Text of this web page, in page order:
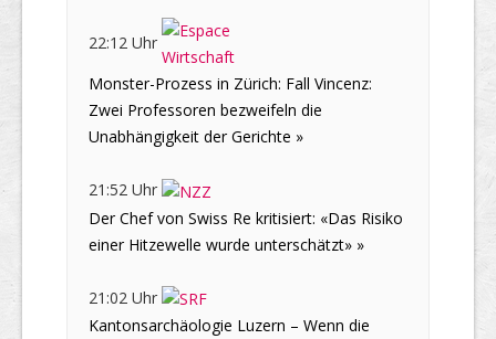
22:12 Uhr
Monster-Prozess in Zürich: Fall Vincenz:
Zwei Professoren bezweifeln die
Unabhängigkeit der Gerichte »
21:52 Uhr
Der Chef von Swiss Re kritisiert: «Das Risiko
einer Hitzewelle wurde unterschätzt» »
21:02 Uhr
Kantonsarchäologie Luzern – Wenn die